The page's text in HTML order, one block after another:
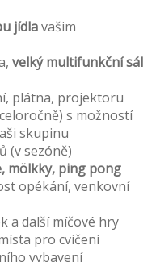
jídlavašim
velký multifunkční sál
plátna, projektoru
s možností
skupinu
(v sezóně)
mölkky, ping pong
opékání, venkovní
a další míčové hry
pro cvičení
vybavení